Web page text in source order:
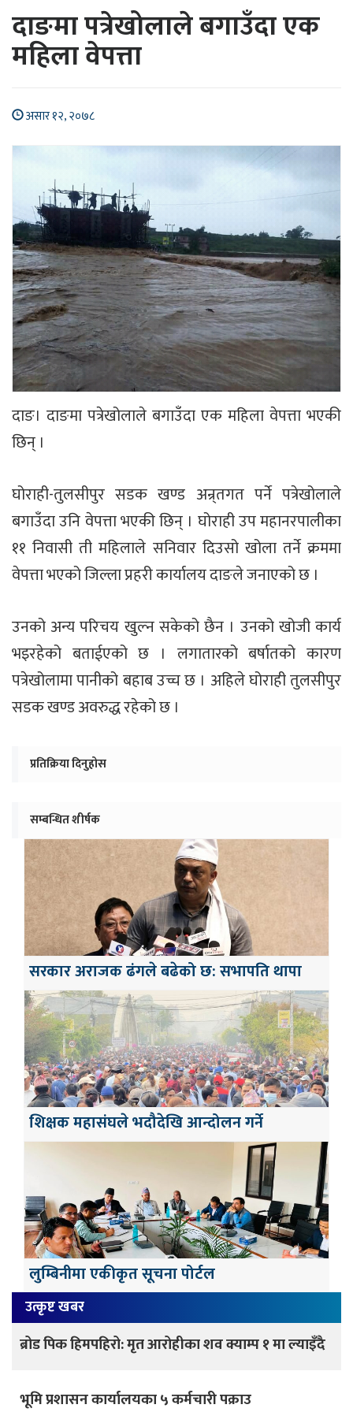
दाङमा पत्रेखोलाले बगाउँदा एक
महिला वेपत्ता
असार १२, २०७८
दाङ। दाङमा पत्रेखोलाले बगाउँदा एक महिला वेपत्ता भएकी
छिन् ।
घोराही-तुलसीपुर सडक खण्ड अन्र्तगत पर्ने पत्रेखोलाले
बगाउँदा उनि वेपत्ता भएकी छिन् । घोराही उप महानरपालीका
११ निवासी ती महिलाले सनिवार दिउसो खोला तर्ने क्रममा
वेपत्ता भएको जिल्ला प्रहरी कार्यालय दाङले जनाएको छ ।
उनको अन्य परिचय खुल्न सकेको छैन । उनको खोजी कार्य
भइरहेको बताईएको छ । लगातारको बर्षातको कारण
पत्रेखोलामा पानीको बहाब उच्च छ । अहिले घोराही तुलसीपुर
सडक खण्ड अवरुद्ध रहेको छ ।
प्रतिक्रिया दिनुहोस
सम्बन्धित शीर्षक
सरकार अराजक ढंगले बढेको छ: सभापति थापा
शिक्षक महासंघले भदौदेखि आन्दोलन गर्ने
लुम्बिनीमा एकीकृत सूचना पोर्टल
उत्कृष्ट खबर
ब्रोड पिक हिमपहिरो: मृत आरोहीका शव क्याम्प १ मा ल्याइँदै
भूमि प्रशासन कार्यालयका ५ कर्मचारी पक्राउ